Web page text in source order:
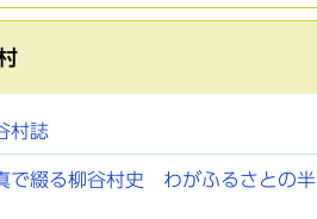
村誌
で綴る柳谷村史 わがふるさとの半